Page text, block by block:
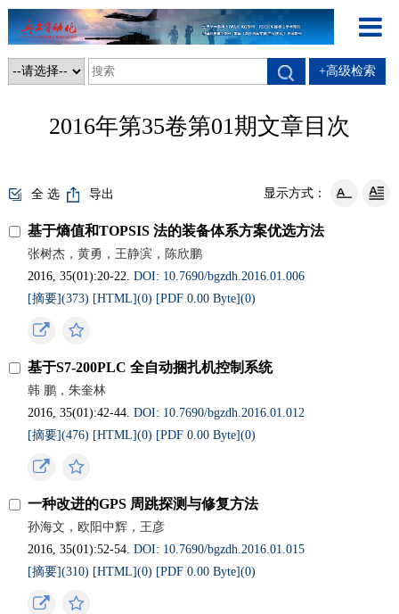
+高级检索
2016年第35卷第01期文章目次
全 选 导出 显示方式：
基于熵值和TOPSIS 法的装备体系方案优选方法
张树杰，黄勇，王静滨，陈欣鹏
2016, 35(01):20-22.DOI: 10.7690/bgzdh.2016.01.006
[摘要](373) [HTML](0) [PDF 0.00 Byte](0)
基于S7-200PLC 全自动捆扎机控制系统
韩 鹏，朱奎林
2016, 35(01):42-44.DOI: 10.7690/bgzdh.2016.01.012
[摘要](476) [HTML](0) [PDF 0.00 Byte](0)
一种改进的GPS 周跳探测与修复方法
孙海文，欧阳中辉，王彦
2016, 35(01):52-54.DOI: 10.7690/bgzdh.2016.01.015
[摘要](310) [HTML](0) [PDF 0.00 Byte](0)